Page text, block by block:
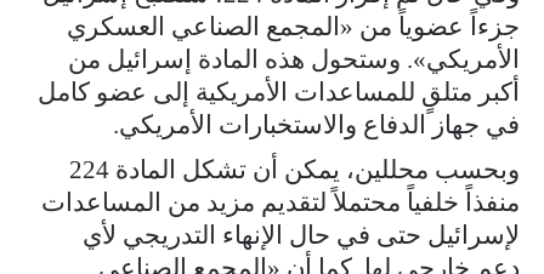
جزءاً عضوياً من «المجمع الصناعي العسكري
الأمريكي». وستحول هذه المادة إسرائيل من
أكبر متلقٍ للمساعدات الأمريكية إلى عضو كامل
في جهاز الدفاع والاستخبارات الأمريكي.
وبحسب محللين، يمكن أن تشكل المادة 224
منفذاً خلفياً محتملاً لتقديم مزيد من المساعدات
لإسرائيل حتى في حال الإنهاء التدريجي لأي
دعم خارجي لها. كما أن «المجمع الصناعي